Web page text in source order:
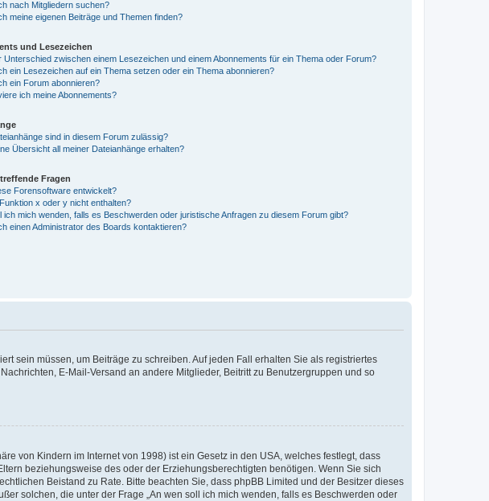
nach Mitgliedern suchen?
meine eigenen Beiträge und Themen finden?
und Lesezeichen
Unterschied zwischen einem Lesezeichen und einem Abonnements für ein Thema oder Forum?
ein Lesezeichen auf ein Thema setzen oder ein Thema abonnieren?
ein Forum abonnieren?
ich meine Abonnements?
sind in diesem Forum zulässig?
Übersicht all meiner Dateianhänge erhalten?
Fragen
Forensoftware entwickelt?
x oder y nicht enthalten?
ich mich wenden, falls es Beschwerden oder juristische Anfragen zu diesem Forum gibt?
einen Administrator des Boards kontaktieren?
sein müssen, um Beiträge zu schreiben. Auf jeden Fall erhalten Sie als registriertes
E-Mail-Versand an andere Mitglieder, Beitritt zu Benutzergruppen und so
von Kindern im Internet von 1998) ist ein Gesetz in den USA, welches festlegt, dass
beziehungsweise des oder der Erziehungsberechtigten benötigen. Wenn Sie sich
Beistand zu Rate. Bitte beachten Sie, dass phpBB Limited und der Besitzer dieses
solchen, die unter der Frage „An wen soll ich mich wenden, falls es Beschwerden oder